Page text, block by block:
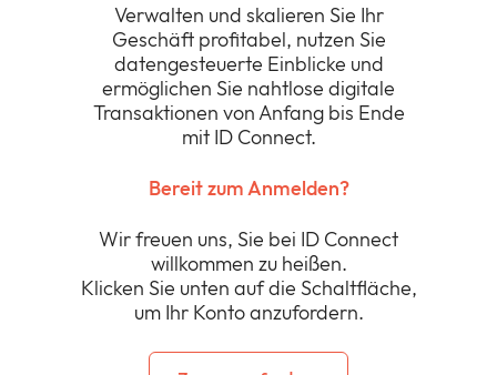
Verwalten und skalieren Sie Ihr
Geschäft profitabel, nutzen Sie
datengesteuerte Einblicke und
ermöglichen Sie nahtlose digitale
Transaktionen von Anfang bis Ende
mit ID Connect.
Bereit zum Anmelden?
Wir freuen uns, Sie bei ID Connect
willkommen zu heißen.
Klicken Sie unten auf die Schaltfläche,
um Ihr Konto anzufordern.